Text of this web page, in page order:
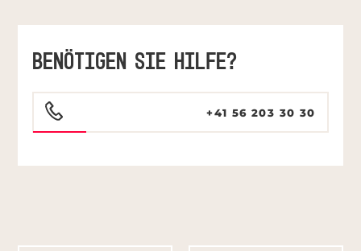
BENÖTIGEN SIE HILFE?
+41 56 203 30 30